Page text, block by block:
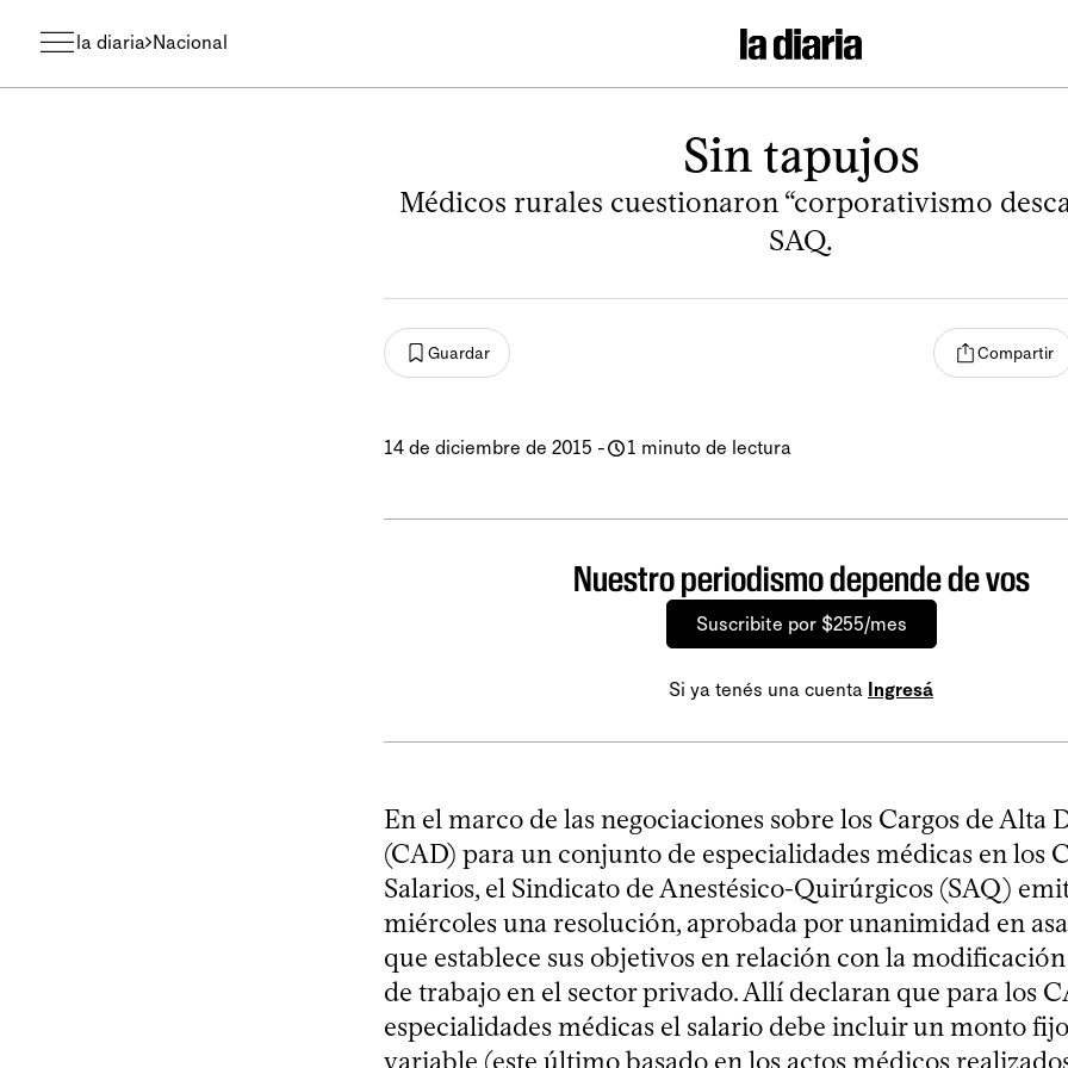
la diaria Nacional
Sin tapujos
Médicos rurales cuestionaron “corporativismo
SAQ.
Guardar Compartir
14 de diciembre de 2015 - 1 minuto de lectura
Nuestro periodismo depende de vos
Suscribite por $255/mes
Si ya tenés una cuenta Ingresá
En el marco de las negociaciones sobre los Cargos de Alta
(CAD) para un conjunto de especialidades médicas en los
Salarios, el Sindicato de Anestésico-Quirúrgicos (SAQ)
miércoles una resolución, aprobada por unanimidad en
que establece sus objetivos en relación con la
de trabajo en el sector privado. Allí declaran que para los
especialidades médicas el salario debe incluir un monto
variable (este último basado en los actos médicos